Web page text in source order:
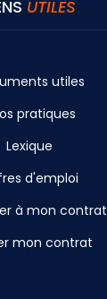
UTILES
utiles
pratiques
Lexique
d'emploi
à mon contrat
mon contrat